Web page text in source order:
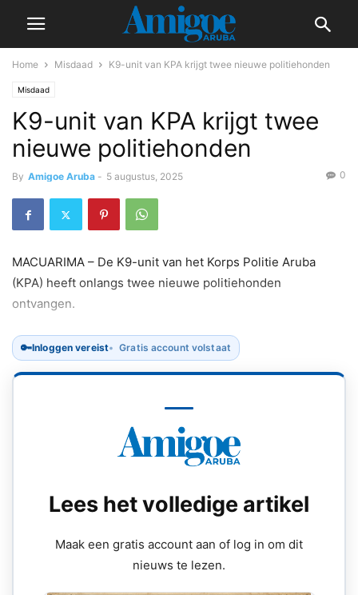
Home Misdaad K9-unit van KPA krijgt twee nieuwe politiehonden
Misdaad
K9-unit van KPA krijgt twee
nieuwe politiehonden
By Amigoe Aruba - 5 augustus, 2025 0
MACUARIMA – De K9-unit van het Korps Politie Aruba
(KPA) heeft onlangs twee nieuwe politiehonden
ontvangen.
🔑Inloggen vereist Gratis account volstaat
Lees het volledige artikel
Maak een gratis account aan of log in om dit
nieuws te lezen.